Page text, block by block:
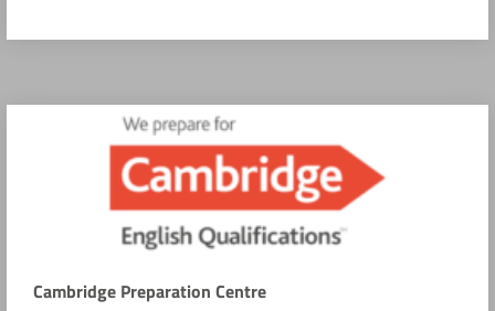
Cambridge Preparation Centre